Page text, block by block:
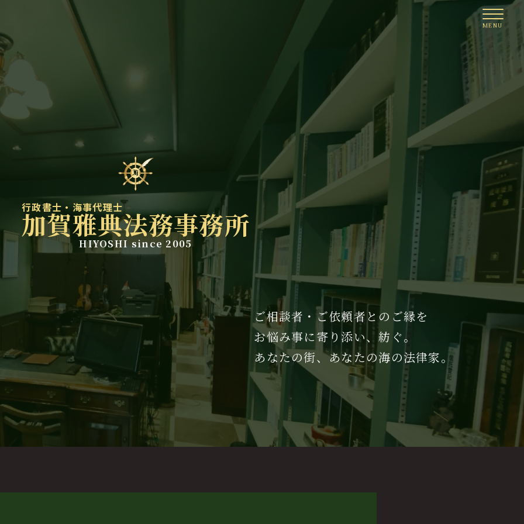
行政書士・海事代理士
加賀雅典法務事務所
HIYOSHI since 2005
ご相談者・ご依頼者とのご縁を
お悩み事に寄り添い、紡ぐ。
あなたの街、あなたの海の法律家。